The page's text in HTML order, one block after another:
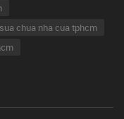
sua chua nha cua tphcm